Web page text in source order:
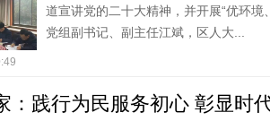
道宣讲党的二十大精神，并开展“优环
党组副书记、副主任江斌，区人大...
：践行为民服务初心 彰显时